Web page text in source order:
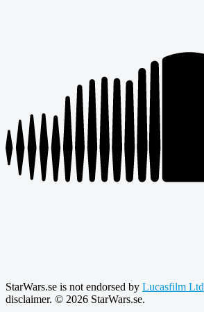
StarWars.se is not endorsed by Lucasfilm Ltd
disclaimer. © 2026 StarWars.se.